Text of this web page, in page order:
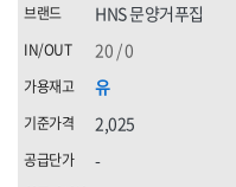
HNS 문양거푸집
유
2,025
-
20 / 0